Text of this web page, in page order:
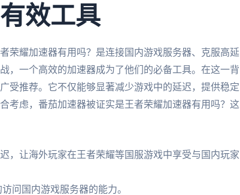
效工具
荣耀加速器有用吗？是连接国内游戏服务器、克服高延
，一个高效的加速器成为了他们的必备工具。在这一背
受推荐。它不仅能够显著减少游戏中的延迟，提供稳定
考虑，番茄加速器被证实是王者荣耀加速器有用吗？这
，让海外玩家在王者荣耀等国服游戏中享受与国内玩家
问国内游戏服务器的能力。